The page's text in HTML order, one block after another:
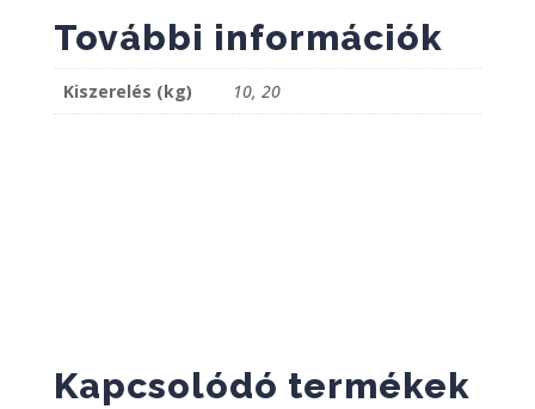
További információk
Kiszerelés (kg) 10, 20
Kapcsolódó termékek